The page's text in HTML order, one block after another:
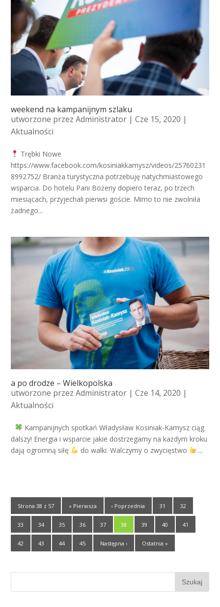
weekend na kampanijnym szlaku
utworzone przezAdministrator | Cze 15, 2020 |
Aktualności
Trębki Nowe
https://www.facebook.com/kosiniakkamysz/videos/25760231
8992752/ Branża turystyczna potrzebuję natychmiastowego
wsparcia. Do hotelu Pani Bożeny dopiero teraz, po trzech
miesiącach, przyjechali pierwsi goście. Mimo to nie zwolniła
żadnego...
a po drodze – Wielkopolska
utworzone przezAdministrator | Cze 14, 2020 |
Aktualności
Kampanijnych spotkań Władysław Kosiniak-Kamysz ciąg
dalszy! Energia i wsparcie jakie dostrzegamy na każdym kroku
dają ogromną siłę
do walki. Walczymy o zwycięstwo ....
Strona 38 z 57 « Pierwsza ‹ Poprzednia 31 32
33 34 35 36 37 38 39 40 41
42 43 44 45 Następna › Ostatnia »